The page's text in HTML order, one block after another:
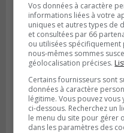
BOUCHERVILLE
Publié le 27 juillet 2026 à
Metro prend les
personnel cadre
Vos données à caractère
informations liées à votre
uniques et autres types de
et consultées par 66
ou utilisées
nous-mêmes sommes
géolocalisation précises.
Certains fournisseurs sont
données à caractère
légitime. Vous pouvez
ci-dessous. Recherchez un
le menu du site pour gérer
dans les paramètres des